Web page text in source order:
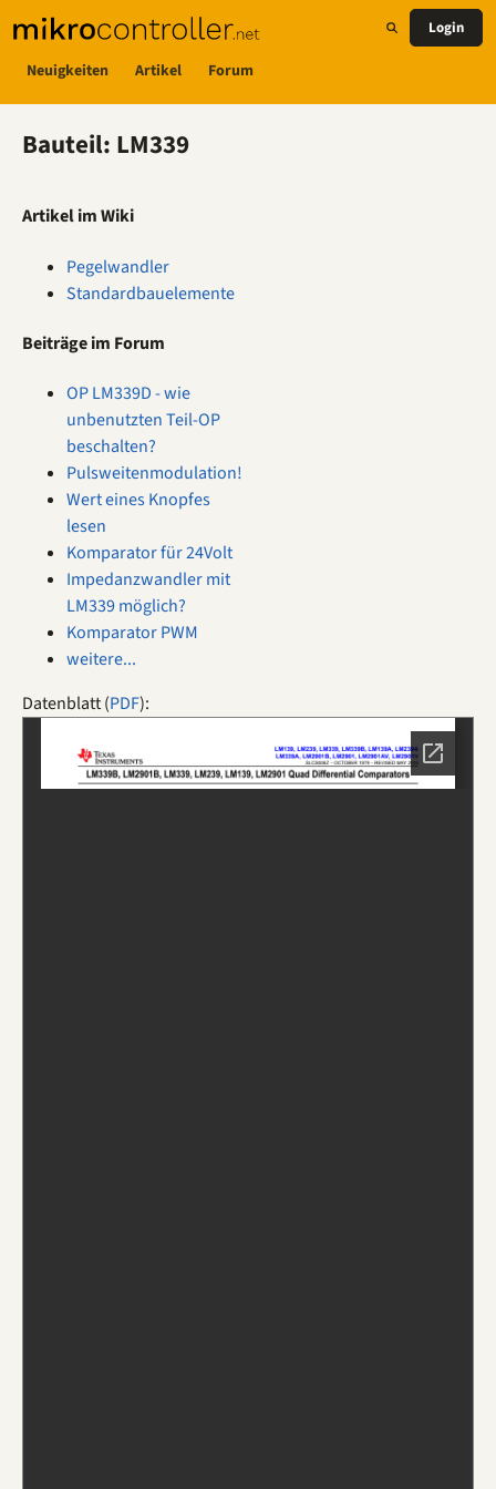
Neuigkeiten Artikel Forum
Login
Bauteil: LM339
Artikel im Wiki
Pegelwandler
Standardbauelemente
Beiträge im Forum
OP LM339D - wie
unbenutzten Teil-OP
beschalten?
Pulsweitenmodulation!
Wert eines Knopfes
lesen
Komparator für 24Volt
Impedanzwandler mit
LM339 möglich?
Komparator PWM
weitere...
Datenblatt (PDF):